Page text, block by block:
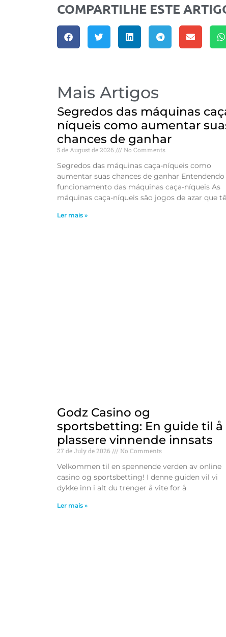
COMPARTILHE ESTE
Mais Artigos
Segredos das máquinas
níqueis como aumentar
chances de ganhar
5 de August de 2026 No Comments
Segredos das máquinas caça-níqueis como
aumentar suas chances de ganhar Entendendo
funcionamento das máquinas caça-níqueis As
máquinas caça-níqueis são jogos de azar que
Ler mais »
Godz Casino og
sportsbetting: En guide til å
plassere vinnende innsats
27 de July de 2026 No Comments
Velkommen til en spennende verden av online
casino og sportsbetting! I denne guiden vil vi
dykke inn i alt du trenger å vite for å
Ler mais »